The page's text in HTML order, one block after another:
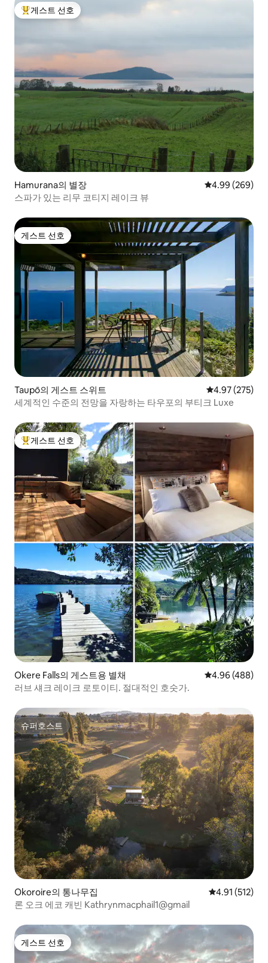
상위 게스트 선호
게스트 선호
Hamurana의 별장 평점 4.99점(5
4.99 (269)
스파가 있는 리무 코티지 레이크 뷰
게스트 선호
게스트 선호
Taupō의 게스트 스위트 평점 4.97점(5
4.97 (275)
세계적인 수준의 전망을 자랑하는 타우포의 부티크 Luxe
상위 게스트 선호
게스트 선호
Okere Falls의 게스트용 별채 평점 4.96점(5
4.96 (488)
러브 섀크 레이크 로토이티. 절대적인 호숫가.
슈퍼호스트
슈퍼호스트
Okoroire의 통나무집 평점 4.91점(5
4.91 (512)
론 오크 에코 캐빈 Kathrynmacphail1@gmail
게스트 선호
게스트 선호